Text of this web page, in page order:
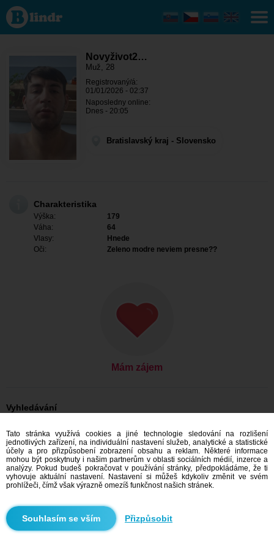
Novyživot26
- On hledá
někoho
Bratislavský
Novyživot2…
Muž, 28
Registrovaný/á:
01/01/2026 - 02:37
Naposledny online:
Dnes - 20:05
Bratislavský kraj - Slovensko
Charakteristika
Výška:
179
Váha:
64
Vlasy:
Hnede
Oči:
Zeleno modre neviem presne??
Mám zájem
Vyhledávání
On hledá ji: Muži, 28
On hledá ji: Muži, 28 - Slovensko
On hledá ji: Muži, 28 - Bratislavský kraj
On hledá ji: Muži, 28 - Modra
Seznamka Slovensko
Seznamka Bratislavský kraj
Seznamka Modra
Doporučujeme
Tato stránka využívá cookies a jiné technologie sledování na rozlišení
jednotlivých zařízení, na individuální nastavení služeb, analytické a statistické
účely a pro přizpůsobení zobrazení obsahu a reklam. Některé informace
mohou být poskytnuty i našim partnerům v oblasti sociálních médií, inzerce a
analýzy. Pokud budeš pokračovat v používání stránky, předpokládáme, že ti
vyhovuje aktuální nastavení. Nastavení si můžeš kdykoliv změnit ve svém
prohlížeči, čímž však výrazně omezíš funkčnost našich stránek.
Přizpůsobit